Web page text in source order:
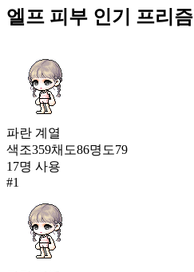
뽀송 라벤더 피부
48,687
크림 피부
42,826
엘프 피부
27,461
8
커스텀 좀비 피부
7,398
엘프 피부 인기 프리즘
파란 계열
색조359채도86명도79
17명 사용
#1